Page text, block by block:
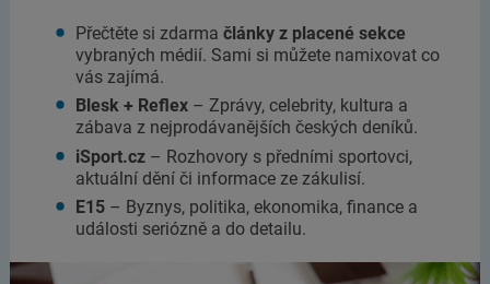
Přečtěte si zdarma články z placené sekce
vybraných médií. Sami si můžete namixovat co
vás zajímá.
Blesk + Reflex – Zprávy, celebrity, kultura a
zábava z nejprodávanějších českých deníků.
iSport.cz – Rozhovory s předními sportovci,
aktuální dění či informace ze zákulisí.
E15 – Byznys, politika, ekonomika, finance a
události seriózně a do detailu.